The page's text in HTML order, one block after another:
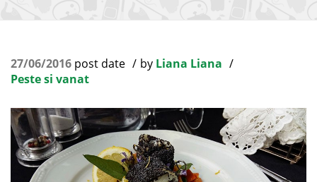
27/06/2016 post date by Liana Liana
Peste si vanat